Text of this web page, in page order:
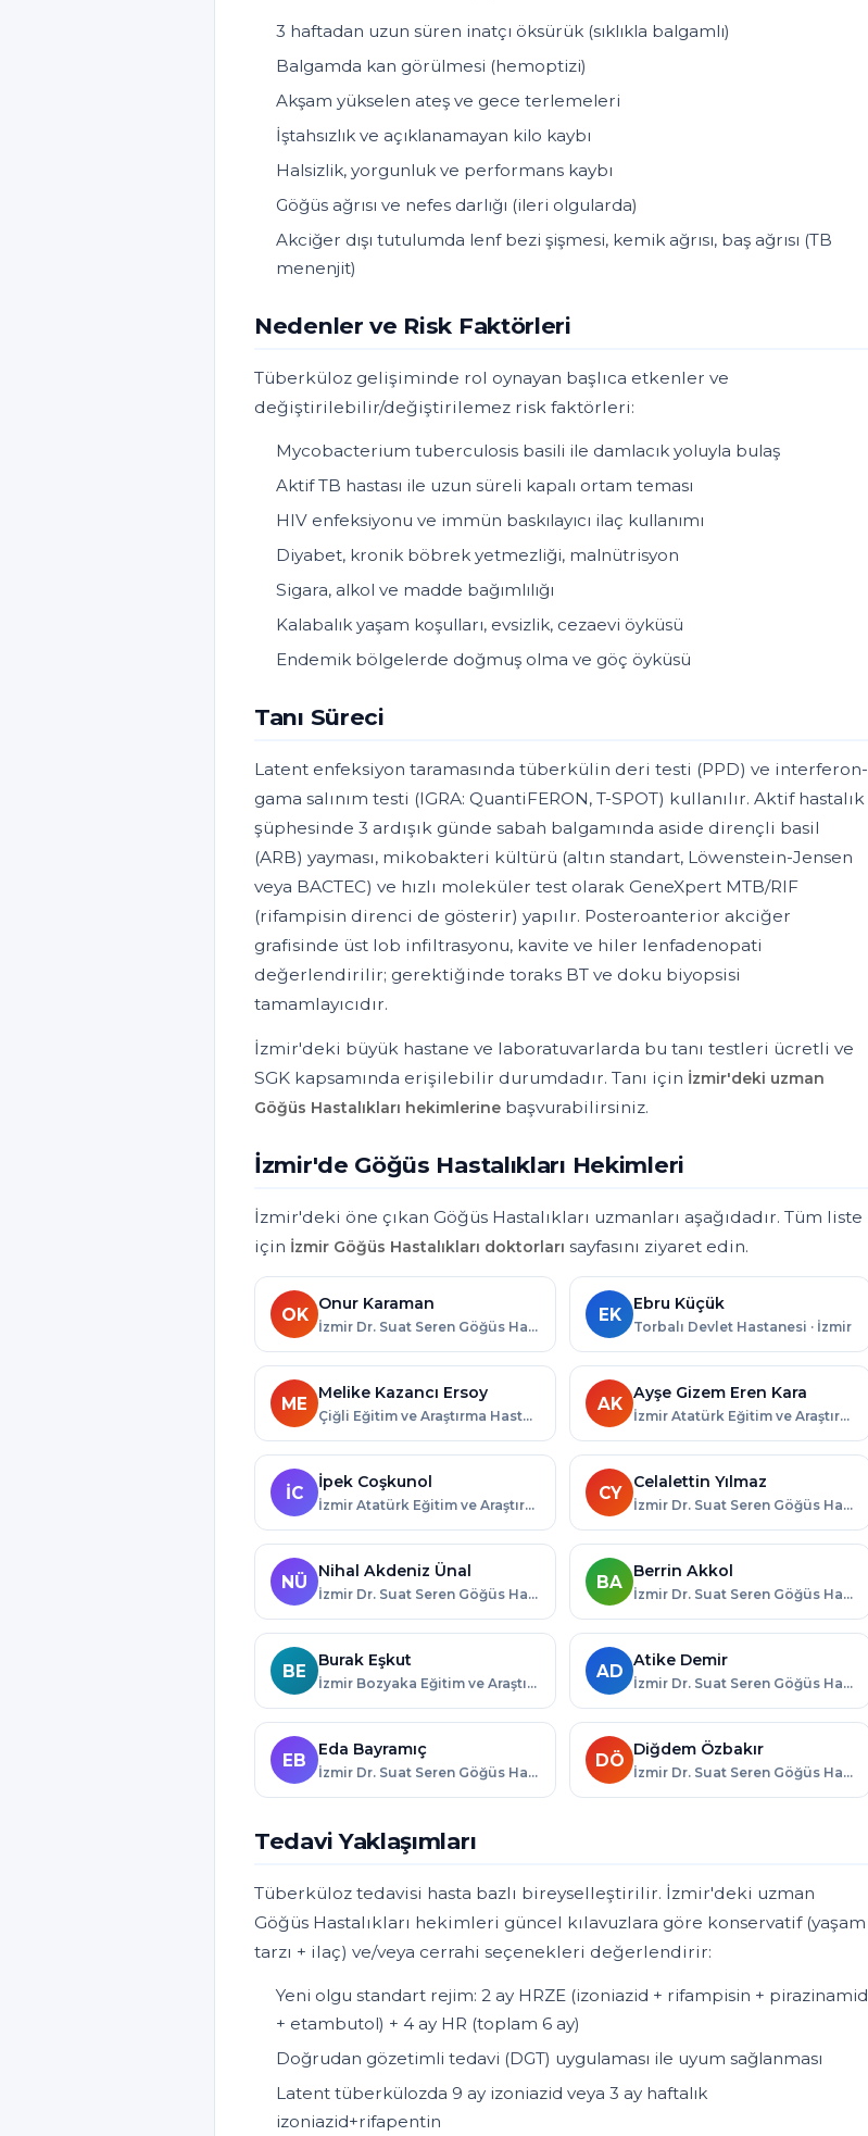
3 haftadan uzun süren inatçı öksürük (sıklıkla balgamlı)
Balgamda kan görülmesi (hemoptizi)
Akşam yükselen ateş ve gece terlemeleri
İştahsızlık ve açıklanamayan kilo kaybı
Halsizlik, yorgunluk ve performans kaybı
Göğüs ağrısı ve nefes darlığı (ileri olgularda)
Akciğer dışı tutulumda lenf bezi şişmesi, kemik ağrısı, baş ağrısı (TB
menenjit)
Nedenler ve Risk Faktörleri
Tüberküloz gelişiminde rol oynayan başlıca etkenler ve
değiştirilebilir/değiştirilemez risk faktörleri:
Mycobacterium tuberculosis basili ile damlacık yoluyla bulaş
Aktif TB hastası ile uzun süreli kapalı ortam teması
HIV enfeksiyonu ve immün baskılayıcı ilaç kullanımı
Diyabet, kronik böbrek yetmezliği, malnütrisyon
Sigara, alkol ve madde bağımlılığı
Kalabalık yaşam koşulları, evsizlik, cezaevi öyküsü
Endemik bölgelerde doğmuş olma ve göç öyküsü
Tanı Süreci
Latent enfeksiyon taramasında tüberkülin deri testi (PPD) ve interferon-
gama salınım testi (IGRA: QuantiFERON, T-SPOT) kullanılır. Aktif hastalık
şüphesinde 3 ardışık günde sabah balgamında aside dirençli basil
(ARB) yayması, mikobakteri kültürü (altın standart, Löwenstein-Jensen
veya BACTEC) ve hızlı moleküler test olarak GeneXpert MTB/RIF
(rifampisin direnci de gösterir) yapılır. Posteroanterior akciğer
grafisinde üst lob infiltrasyonu, kavite ve hiler lenfadenopati
değerlendirilir; gerektiğinde toraks BT ve doku biyopsisi
tamamlayıcıdır.
İzmir'deki büyük hastane ve laboratuvarlarda bu tanı testleri ücretli ve
SGK kapsamında erişilebilir durumdadır. Tanı için İzmir'deki uzman
Göğüs Hastalıkları hekimlerine başvurabilirsiniz.
İzmir'de Göğüs Hastalıkları Hekimleri
İzmir'deki öne çıkan Göğüs Hastalıkları uzmanları aşağıdadır. Tüm liste
için İzmir Göğüs Hastalıkları doktorları sayfasını ziyaret edin.
OK
Onur Karaman
İzmir Dr. Suat Seren Göğüs Hastalıkları ve Cerrahisi Eğitim ve Araştırma Hastanesi · İzmir
EK
Ebru Küçük
Torbalı Devlet Hastanesi · İzmir
ME
Melike Kazancı Ersoy
Çiğli Eğitim ve Araştırma Hastanesi · İzmir
AK
Ayşe Gizem Eren Kara
İzmir Atatürk Eğitim ve Araştırma Hastanesi · İzmir
İC
İpek Coşkunol
İzmir Atatürk Eğitim ve Araştırma Hastanesi · İzmir
CY
Celalettin Yılmaz
İzmir Dr. Suat Seren Göğüs Hastalıkları ve Cerrahisi Eğitim ve Araştırma Hastanesi · İzmir
NÜ
Nihal Akdeniz Ünal
İzmir Dr. Suat Seren Göğüs Hastalıkları ve Cerrahisi Eğitim ve Araştırma Hastanesi · İzmir
BA
Berrin Akkol
İzmir Dr. Suat Seren Göğüs Hastalıkları ve Cerrahisi Eğitim ve Araştırma Hastanesi · İzmir
BE
Burak Eşkut
İzmir Bozyaka Eğitim ve Araştırma Hastanesi · İzmir
AD
Atike Demir
İzmir Dr. Suat Seren Göğüs Hastalıkları ve Cerrahisi Eğitim ve Araştırma Hastanesi · İzmir
EB
Eda Bayramıç
İzmir Dr. Suat Seren Göğüs Hastalıkları ve Cerrahisi Eğitim ve Araştırma Hastanesi · İzmir
DÖ
Diğdem Özbakır
İzmir Dr. Suat Seren Göğüs Hastalıkları ve Cerrahisi Eğitim ve Araştırma Hastanesi · İzmir
Tedavi Yaklaşımları
Tüberküloz tedavisi hasta bazlı bireyselleştirilir. İzmir'deki uzman
Göğüs Hastalıkları hekimleri güncel kılavuzlara göre konservatif (yaşam
tarzı + ilaç) ve/veya cerrahi seçenekleri değerlendirir:
Yeni olgu standart rejim: 2 ay HRZE (izoniazid + rifampisin + pirazinamid
+ etambutol) + 4 ay HR (toplam 6 ay)
Doğrudan gözetimli tedavi (DGT) uygulaması ile uyum sağlanması
Latent tüberkülozda 9 ay izoniazid veya 3 ay haftalık
izoniazid+rifapentin